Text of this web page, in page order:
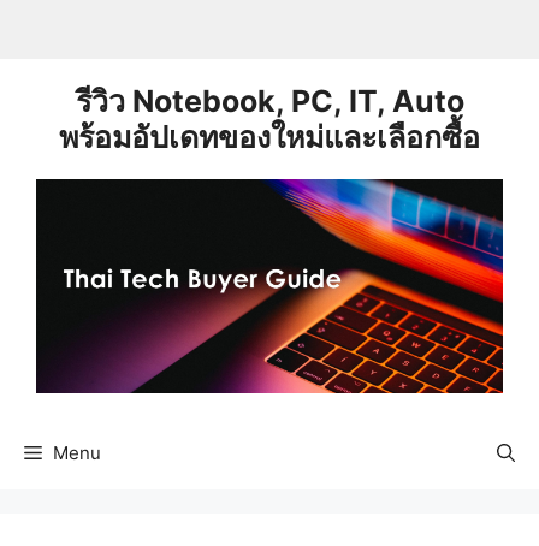
รีวิว Notebook, PC, IT, Auto
พร้อมอัปเดทของใหม่และเลือกซื้อ
Menu